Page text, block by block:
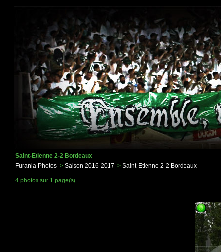
Saint-Etienne 2-2 Bordeaux
Furania-Photos > Saison 2016-2017 > Saint-Etienne 2-2 Bordeaux
4 photos sur 1 page(s)